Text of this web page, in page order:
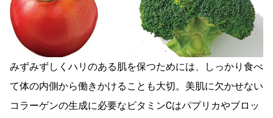
みずみずしくハリのある肌を保つためには、しっかり食べ
て体の内側から働きかけることも大切。美肌に欠かせない
コラーゲンの生成に必要なビタミンCはパプリカやブロッ